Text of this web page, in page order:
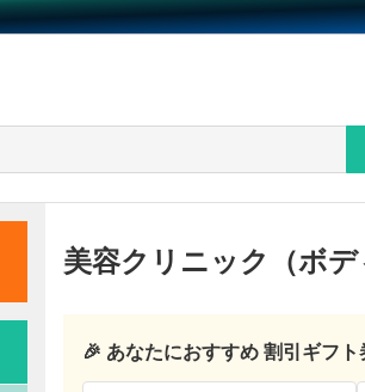
美容クリニック（ボデ
🎉 あなたにおすすめ 割引ギフ